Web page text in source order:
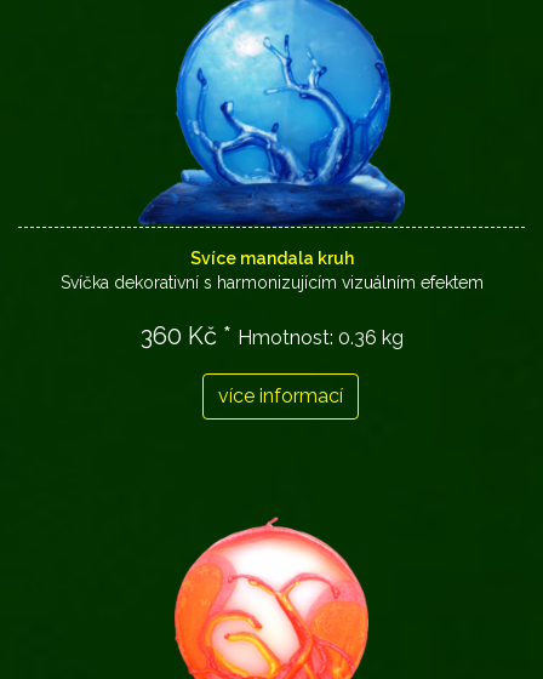
Svíce mandala kruh
Svíčka dekorativní s harmonizujícím vizuálním efektem
360 Kč * Hmotnost: 0.36 kg
více informací